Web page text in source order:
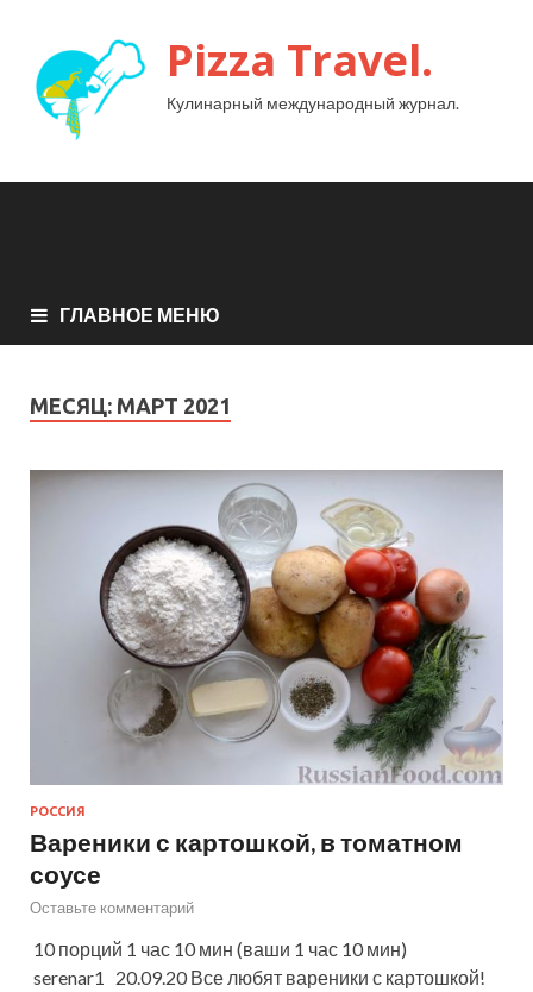
Pizza Travel.
Кулинарный международный журнал.
ГЛАВНОЕ МЕНЮ
МЕСЯЦ: МАРТ 2021
РОССИЯ
Вареники с картошкой, в томатном
соусе
Оставьте комментарий
10 порций 1 час 10 мин (ваши 1 час 10 мин)
serenar1 20.09.20 Все любят вареники с картошкой!